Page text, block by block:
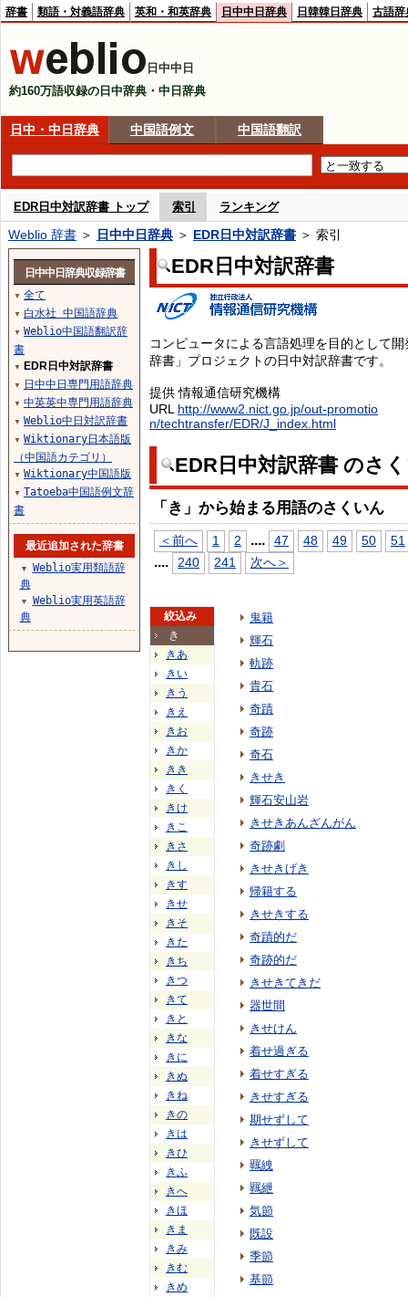
辞書 類語・対義語辞典 英和・和英辞典 日中中日辞典 日韓韓日辞典 古語辞
日中中日
約160万語収録の日中辞典・中日辞典
日中・中日辞典 中国語例文 中国語翻訳
EDR日中対訳辞書 トップ 索引 ランキング
Weblio 辞書 ＞ 日中中日辞典 ＞ EDR日中対訳辞書 ＞ 索引
EDR日中対訳辞書
コンピュータによる言語処理を目的として
辞書」プロジェクトの日中対訳辞書です。
提供 情報通信研究機構
URL http://www2.nict.go.jp/out-promotio
n/techtransfer/EDR/J_index.html
EDR日中対訳辞書 のさ
「き」から始まる用語のさくいん
＜前へ 1 2 .... 47 48 49 50 51
.... 240 241 次へ＞
絞込み
き
きあ
きい
きう
きえ
きお
きか
きき
きく
きけ
きこ
きさ
きし
きす
きせ
きそ
きた
きち
きつ
きて
きと
きな
きに
きぬ
きね
きの
きは
きひ
きふ
きへ
きほ
きま
きみ
きむ
きめ
鬼籍
輝石
軌跡
貴石
奇蹟
奇跡
奇石
きせき
輝石安山岩
きせきあんざんがん
奇跡劇
きせきげき
帰籍する
きせきする
奇蹟的だ
奇跡的だ
きせきてきだ
器世間
きせけん
着せ過ぎる
着せすぎる
きせすぎる
期せずして
きせずして
羈絏
羈紲
気節
既設
季節
基節
日中中日辞典収録辞書
▼ 全て
▼ 白水社 中国語辞典
▼ Weblio中国語翻訳辞
書
▼ EDR日中対訳辞書
▼ 日中中日専門用語辞典
▼ 中英英中専門用語辞典
▼ Weblio中日対訳辞書
▼ Wiktionary日本語版
（中国語カテゴリ）
▼ Wiktionary中国語版
▼ Tatoeba中国語例文辞
書
最近追加された辞書
▼
Weblio実用類語辞
典
▼
Weblio実用英語辞
典